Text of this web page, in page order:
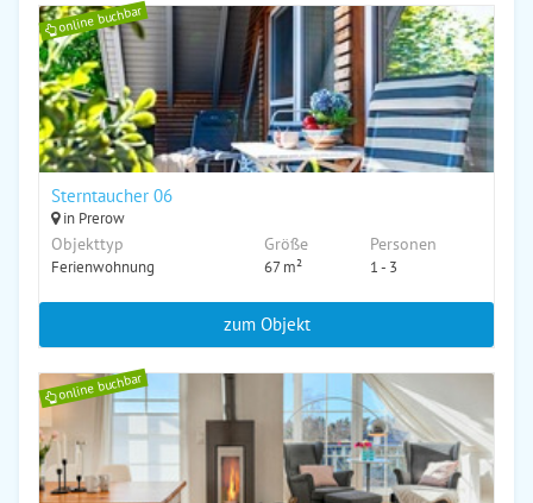
online buchbar
Sterntaucher 06
in Prerow
Objekttyp
Ferienwohnung
Größe
67 m²
Personen
1 - 3
zum Objekt
online buchbar